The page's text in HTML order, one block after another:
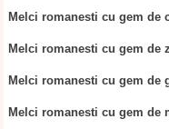
Melci romanesti cu gem de
Melci romanesti cu gem de
Melci romanesti cu gem de
Melci romanesti cu gem de